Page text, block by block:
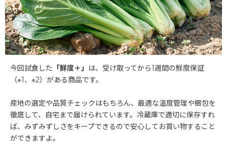
今回試食した 「鮮度＋」
は、受け取ってから1週間の鮮度保証
（※1、※2）がある商品です。
産地の選定や品質チェックはもちろん、最適な温度管理や梱包を
徹底して、自宅まで届けられています。冷蔵庫で適切に保存すれ
ば、みずみずしさをキープできるので安心してお買い物すること
ができますよ。